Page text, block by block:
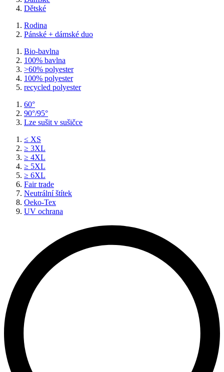
Dětské
Rodina
Pánské + dámské duo
Bio-bavlna
100% bavlna
>60% polyester
100% polyester
recycled polyester
60°
90°/95°
Lze sušit v sušičce
≤ XS
≥ 3XL
≥ 4XL
≥ 5XL
≥ 6XL
Fair trade
Neutrální štítek
Oeko-Tex
UV ochrana